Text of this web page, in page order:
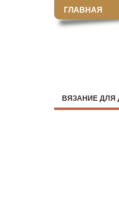
ГЛАВНАЯ
ВЯЗАНИЕ ДЛЯ